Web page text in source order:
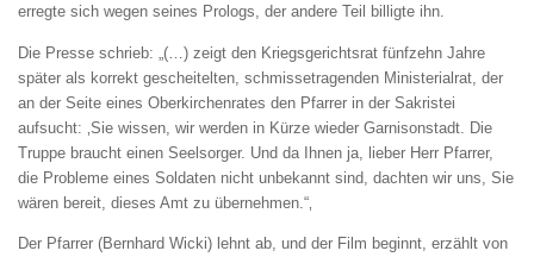
erregte sich wegen seines Prologs, der andere Teil billigte ihn.
Die Presse schrieb: „(…) zeigt den Kriegsgerichtsrat fünfzehn Jahre
später als korrekt gescheitelten, schmissetragenden Ministerialrat, der
an der Seite eines Oberkirchenrates den Pfarrer in der Sakristei
aufsucht: ‚Sie wissen, wir werden in Kürze wieder Garnisonstadt. Die
Truppe braucht einen Seelsorger. Und da Ihnen ja, lieber Herr Pfarrer,
die Probleme eines Soldaten nicht unbekannt sind, dachten wir uns, Sie
wären bereit, dieses Amt zu übernehmen.“‚
Der Pfarrer (Bernhard Wicki) lehnt ab, und der Film beginnt, erzählt von